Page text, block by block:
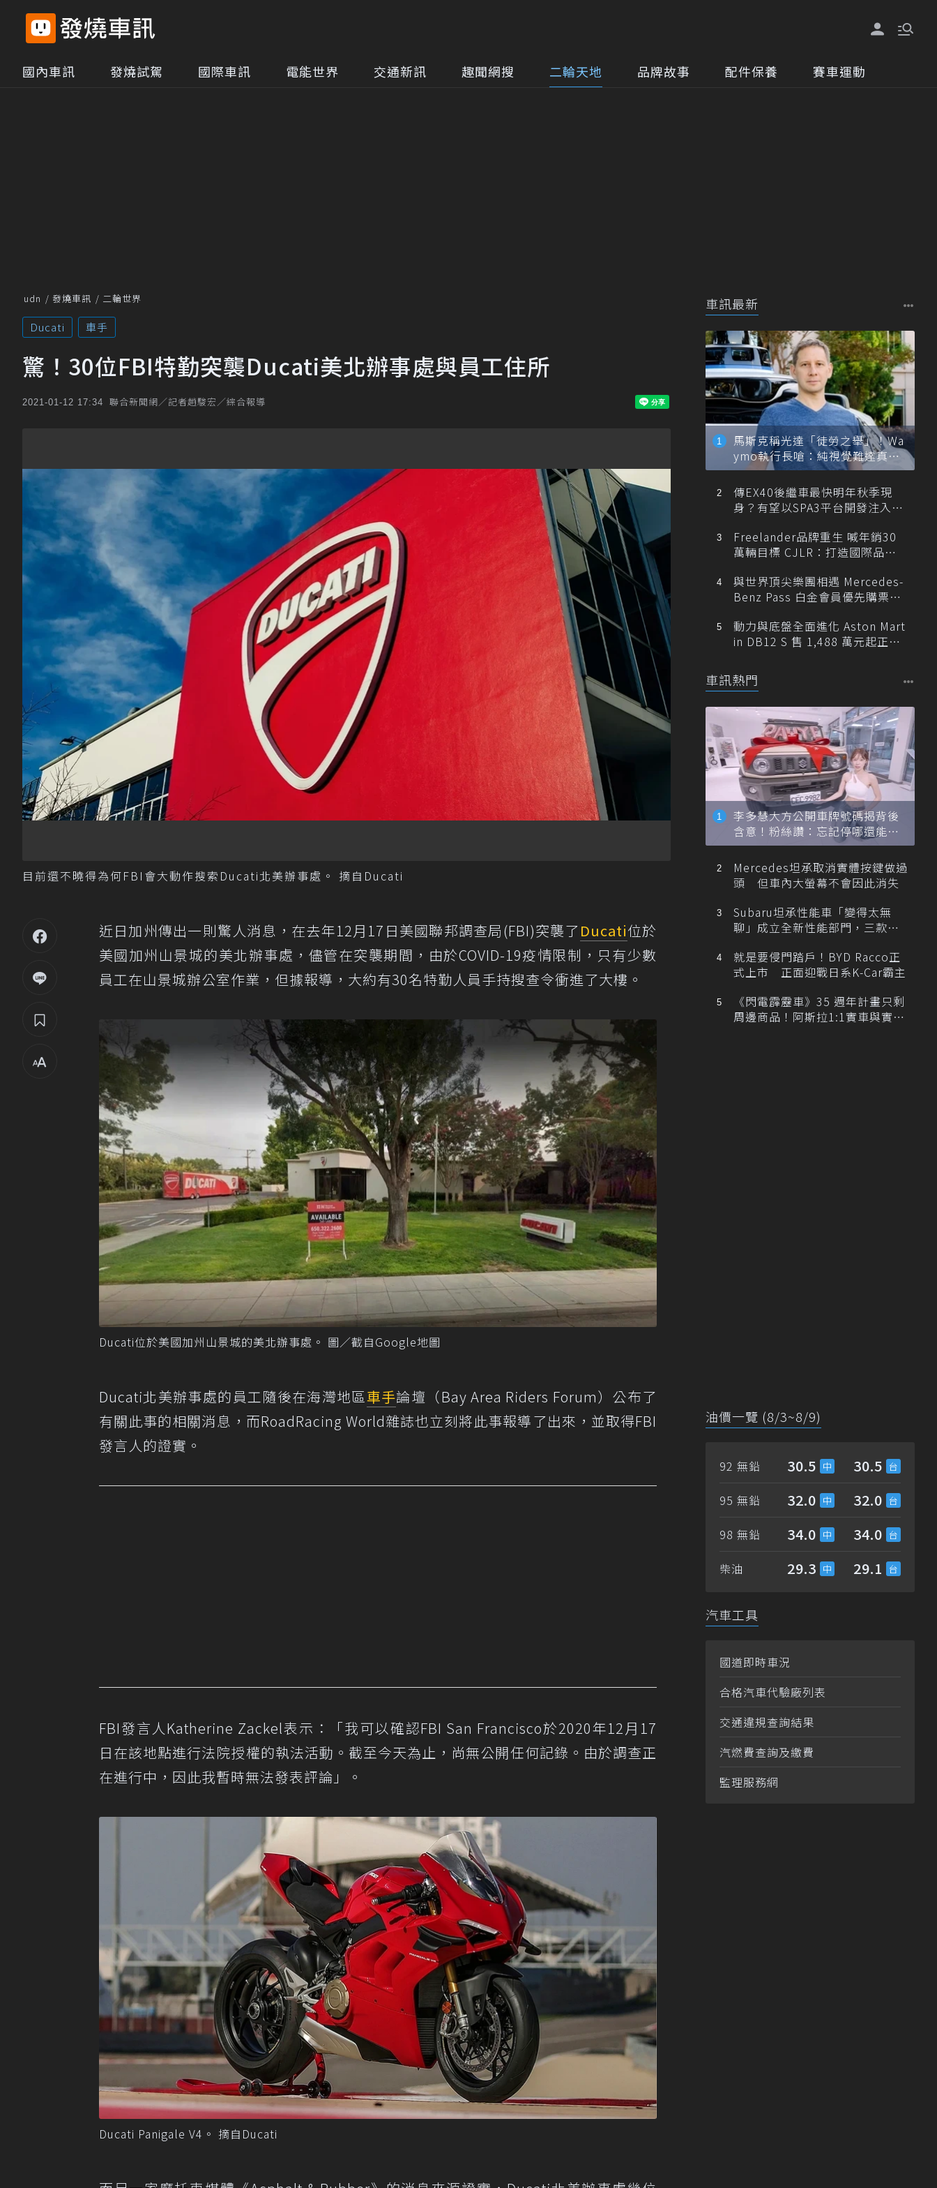
國內車訊 發燒試駕 國際車訊 電能世界 交通新訊 趣聞網搜 二輪天地 品牌故事 配件保養 賽車運動
udn 發燒車訊 二輪世界
Ducati 車手
驚！30位FBI特勤突襲Ducati美北辦事處與員工住所
2021-01-12 17:34 聯合新聞網／記者趙駿宏／綜合報導
目前還不曉得為何FBI會大動作搜索Ducati北美辦事處。 摘自Ducati
近日加州傳出一則驚人消息，在去年12月17日美國聯邦調查局(FBI)突襲了Ducati位於
美國加州山景城的美北辦事處，儘管在突襲期間，由於COVID-19疫情限制，只有少數
員工在山景城辦公室作業，但據報導，大約有30名特勤人員手持搜查令衝進了大樓。
Ducati位於美國加州山景城的美北辦事處。 圖／截自Google地圖
Ducati北美辦事處的員工隨後在海灣地區車手論壇（Bay Area Riders Forum）公布了
有關此事的相關消息，而RoadRacing World雜誌也立刻將此事報導了出來，並取得FBI
發言人的證實。
FBI發言人Katherine Zackel表示：「我可以確認FBI San Francisco於2020年12月17
日在該地點進行法院授權的執法活動。截至今天為止，尚無公開任何記錄。由於調查正
在進行中，因此我暫時無法發表評論」。
Ducati Panigale V4。 摘自Ducati
車訊最新
馬斯克稱光達「徒勞之舉」！Wa
ymo執行長嗆：純視覺難達真正
自動駕駛
傳EX40後繼車最快明年秋季現
身？有望以SPA3平台開發注入80
Freelander品牌重生 喊年銷30
萬輛目標 CJLR：打造國際品牌
與世界頂尖樂團相遇 Mercedes-
Benz Pass 白金會員優先購票維
動力與底盤全面進化 Aston Mart
in DB12 S 售 1,488 萬元起正式
車訊熱門
李多慧大方公開車牌號碼揭背後
含意！粉絲讚：忘記停哪還能幫
忙找車
Mercedes坦承取消實體按鍵做過
頭 但車內大螢幕不會因此消失
Subaru坦承性能車「變得太無
聊」成立全新性能部門，三款手
就是要侵門踏戶！BYD Racco正
式上市 正面迎戰日系K-Car霸主
《閃電霹靂車》35 週年計畫只剩
周邊商品！阿斯拉1:1實車與實體
油價一覽 (8/3~8/9)
92 無鉛 30.5 30.5
95 無鉛 32.0 32.0
98 無鉛 34.0 34.0
柴油 29.3 29.1
汽車工具
國道即時車況
合格汽車代驗廠列表
交通違規查詢結果
汽燃費查詢及繳費
監理服務網